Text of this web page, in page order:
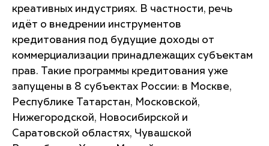
креативных индустриях. В частности, речь
идёт о внедрении инструментов
кредитования под будущие доходы от
коммерциализации принадлежащих субъектам
прав. Такие программы кредитования уже
запущены в 8 субъектах России: в Москве,
Республике Татарстан, Московской,
Нижегородской, Новосибирской и
Саратовской областях, Чувашской